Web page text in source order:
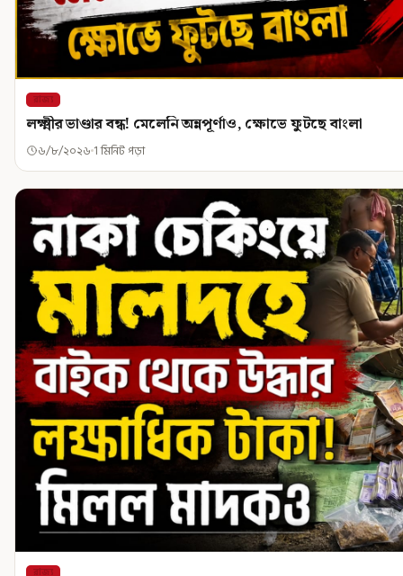
রাজ্য
লক্ষ্মীর ভাণ্ডার বন্ধ! মেলেনি অন্নপূর্ণাও, ক্ষোভে ফুটছে বাংলা
৬/৮/২০২৬ 1 মিনিট পড়া
রাজ্য